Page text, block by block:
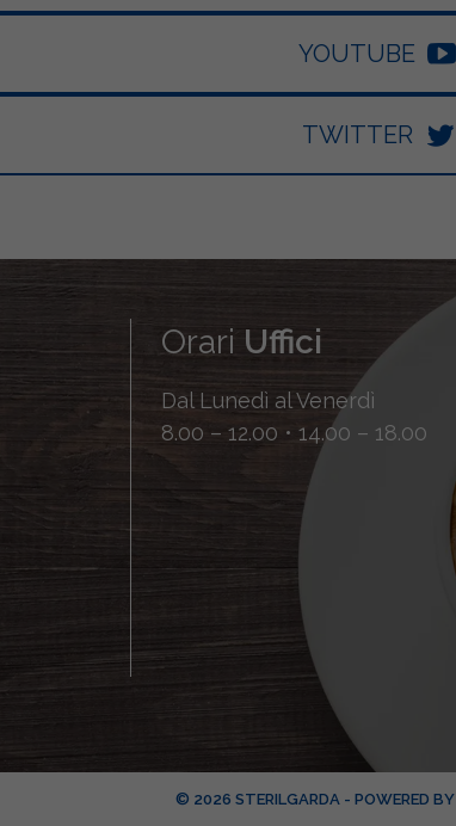
YOUTUBE
TWITTER
Orari Uffici
Dal Lunedì al Venerdì
8.00 – 12.00 • 14.00 – 18.00
© 2026 STERILGARDA - POWERED BY